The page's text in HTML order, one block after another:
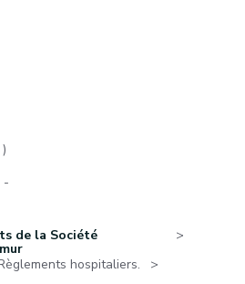
-
de la Société
hospitaliers.